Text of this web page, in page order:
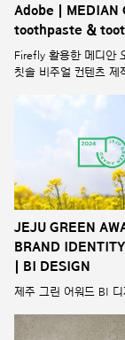
Adobe | MEDIAN
toothpaste &
Firefly 활용한 메디안
칫솔 비주얼 컨텐츠 제
JEJU GREEN
BRAND
| BI DESIGN
제주 그린 어워드 BI 디